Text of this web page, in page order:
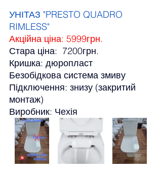
УНІТАЗ "PRESTO QUADRO
RIMLESS"
Акційна ціна: 5999грн.
Стара ціна:  7200грн.
Кришка: дюропласт
Безобідкова система змиву
Підключення: знизу (закритий
монтаж)
Виробник: Чехія